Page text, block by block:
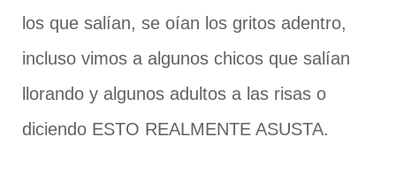
los que salían, se oían los gritos adentro,
incluso vimos a algunos chicos que salían
llorando y algunos adultos a las risas o
diciendo ESTO REALMENTE ASUSTA.